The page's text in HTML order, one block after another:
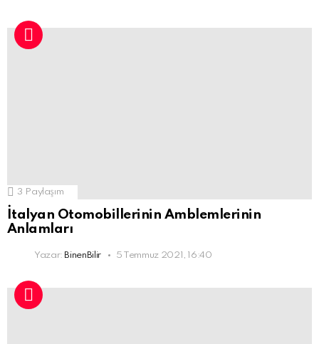
3 Paylaşım
İtalyan Otomobillerinin Amblemlerinin
Anlamları
Yazar: BinenBilir 5 Temmuz 2021, 16:40